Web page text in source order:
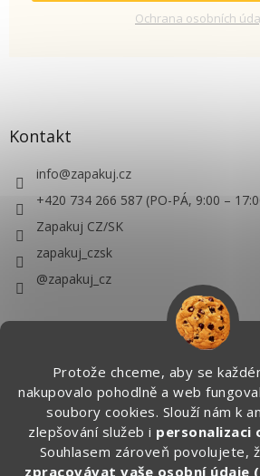
Protože chceme, aby se
nakupovalo pohodlně a web
soubory cookies. Slouží nám k
zlepšování služeb i personalizaci
Souhlasem zároveň povolujete,
zpracovávat vaše osobní údaje
Ochrana osobních
Kontakt
info@zapakuj.cz
+420 734 266 587 (PO-PÁ, 9:00 –
Zapakuj CZ/SK
zapakuj_czsk
@zapakuj_cz